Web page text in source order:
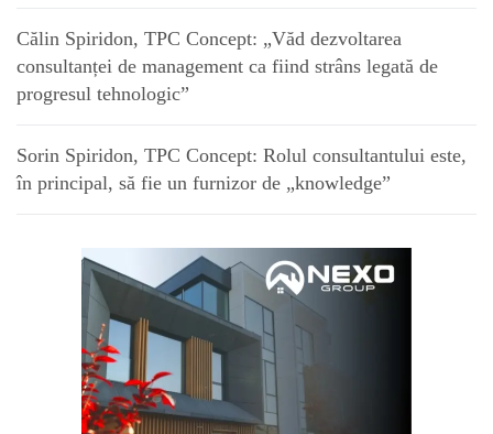
Călin Spiridon, TPC Concept: „Văd dezvoltarea
consultanței de management ca fiind strâns legată de
progresul tehnologic”
Sorin Spiridon, TPC Concept: Rolul consultantului este,
în principal, să fie un furnizor de „knowledge”